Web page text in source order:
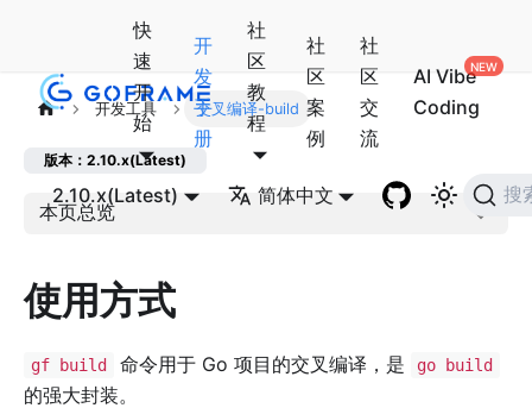
快
速
开
始
开
发
手
册
社
区
教
程
社
区
案
例
社
区
交
流
AI Vibe
Coding
2.10.x(Latest) 简体中文 搜
开发工具 交叉编译-build
版本：2.10.x(Latest)
本页总览
使用方式
gf build 命令用于 Go 项目的交叉编译，是 go build
的强大封装。